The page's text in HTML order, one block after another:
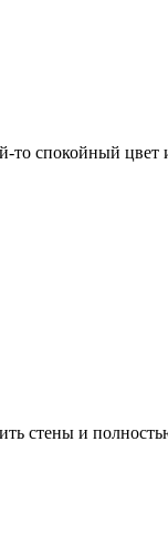
то спокойный
стены и